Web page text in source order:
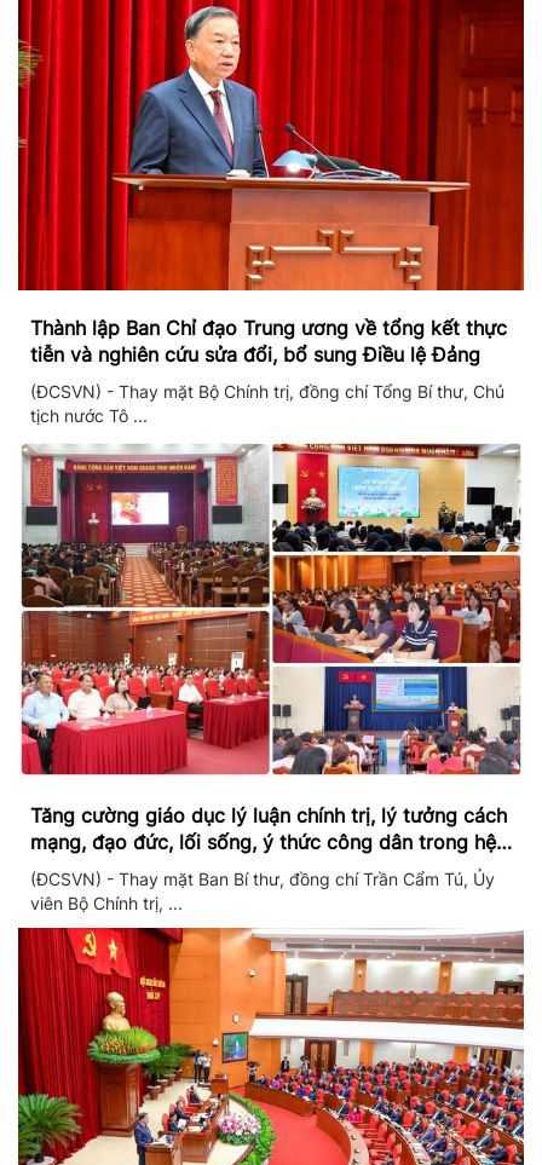
Thành lập Ban Chỉ đạo Trung ương về tổng kết thực
tiễn và nghiên cứu sửa đổi, bổ sung Điều lệ Đảng
(ĐCSVN) - Thay mặt Bộ Chính trị, đồng chí Tổng Bí thư, Chủ
tịch nước Tô ...
Tăng cường giáo dục lý luận chính trị, lý tưởng cách
mạng, đạo đức, lối sống, ý thức công dân trong hệ
thống giáo dục quốc dân
(ĐCSVN) - Thay mặt Ban Bí thư, đồng chí Trần Cẩm Tú, Ủy
viên Bộ Chính trị, ...